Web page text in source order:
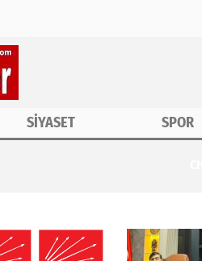
SİYASET SPOR